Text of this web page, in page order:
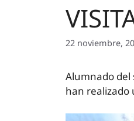
22 noviembre,
Alumnado del
han realizado